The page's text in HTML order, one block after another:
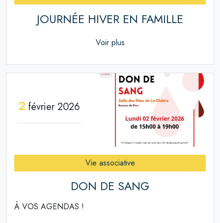
JOURNÉE HIVER EN FAMILLE
Voir plus
2 février 2026
Vie associative
DON DE SANG
À VOS AGENDAS !